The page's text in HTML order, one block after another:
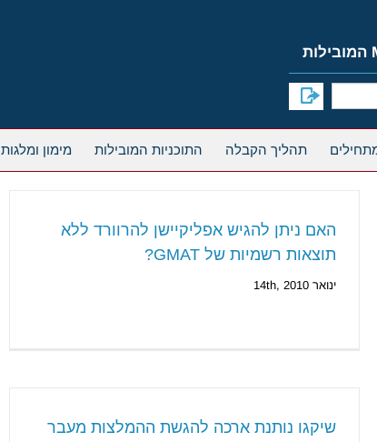
תהליך הקבלה התוכניות המובילות מימון ומלגות
האם ניתן להגיש אפליקיישן להרוורד ללא
תוצאות רשמיות של GMAT?
ינואר 14th, 2010
שיקגו נותנת ארכה להגשת ההמלצות מעבר